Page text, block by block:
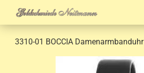
3310-01 BOCCIA Damenarmbanduhr